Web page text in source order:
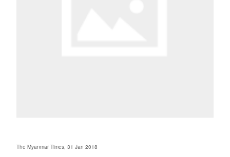
The Myanmar Times, 31 Jan 2018